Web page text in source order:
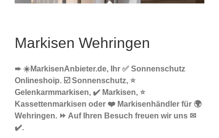
Markisen Wehringen
➨ ☀️MarkisenAnbieter.de, Ihr ✅ Sonnenschutz
Onlineshoip. ☑️ Sonnenschutz, ⭐
Gelenkarmmarkisen, ✔️ Markisen, ⭐
Kassettenmarkisen oder ❤️ Markisenhändler für 🌍
Wehringen. ⏩ Auf Ihren Besuch freuen wir uns ✉
✔️.